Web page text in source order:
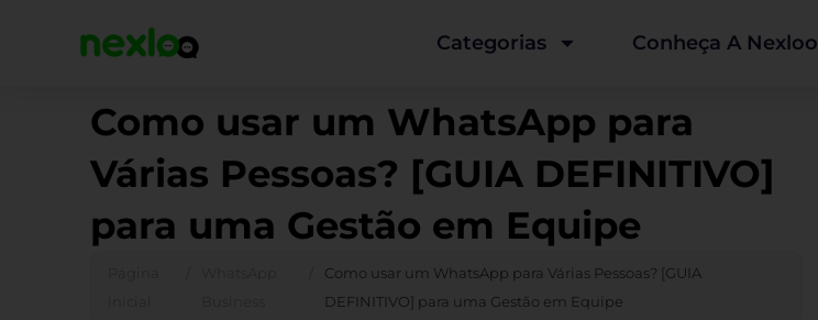
Categorias Conheça A Nexloo
Como usar um WhatsApp para
Várias Pessoas? [GUIA DEFINITIVO]
para uma Gestão em Equipe
Como usar um WhatsApp para Várias Pessoas? [GUIA
DEFINITIVO] para uma Gestão em Equipe